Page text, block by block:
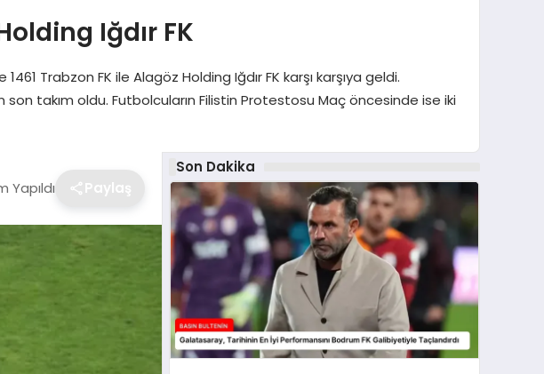
Iğdır FK
Trabzon FK ile Alagöz Holding Iğdır FK karşı karşıya geldi.
son takım oldu. Futbolcuların Filistin Protestosu Maç öncesinde ise iki
Yapıldı Paylaş
Son Dakika